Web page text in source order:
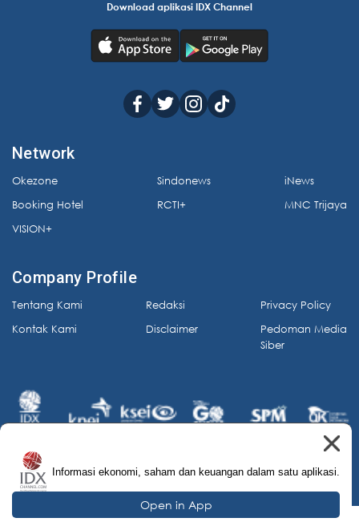
Download aplikasi IDX Channel
Network
Okezone
Booking Hotel
VISION+
Sindonews
RCTI+
iNews
MNC Trijaya
Company Profile
Tentang Kami
Kontak Kami
Redaksi
Disclaimer
Privacy Policy
Pedoman Media
Siber
© 2026 IDX Channel. All Rights Reserved.
Informasi ekonomi, saham dan keuangan dalam satu aplikasi.
Open in App